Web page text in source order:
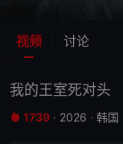
视频 讨论
我的王室死对头
 1739 · 2026 · 韩国